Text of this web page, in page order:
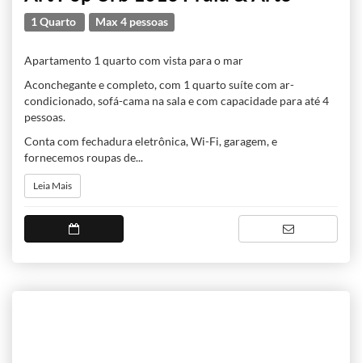
1 Quarto Max 4 pessoas
Apartamento 1 quarto com vista para o mar
Aconchegante e completo, com 1 quarto suíte com ar-
condicionado, sofá-cama na sala e com capacidade para até 4
pessoas.
Conta com fechadura eletrônica, Wi-Fi, garagem, e
fornecemos roupas de...
Leia Mais